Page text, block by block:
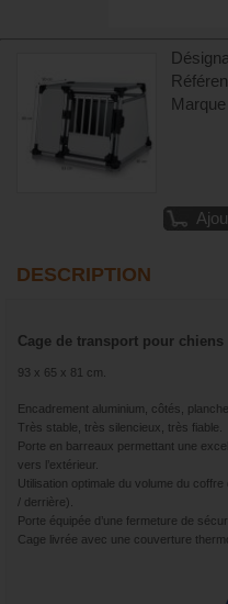
DESCRIPTION
Cage de transport pour
93 x 65 x 81 cm.
Encadrement aluminium, côtés,
Très stable, très silencieux, très fiable.
Porte en barreaux permettant une
vers l’extérieur.
Utilisation optimale du volume du
/ derrière).
Porte équipée d’une fermeture de
Cage livrée avec une couverture